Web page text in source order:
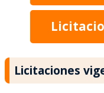
Licitaciones